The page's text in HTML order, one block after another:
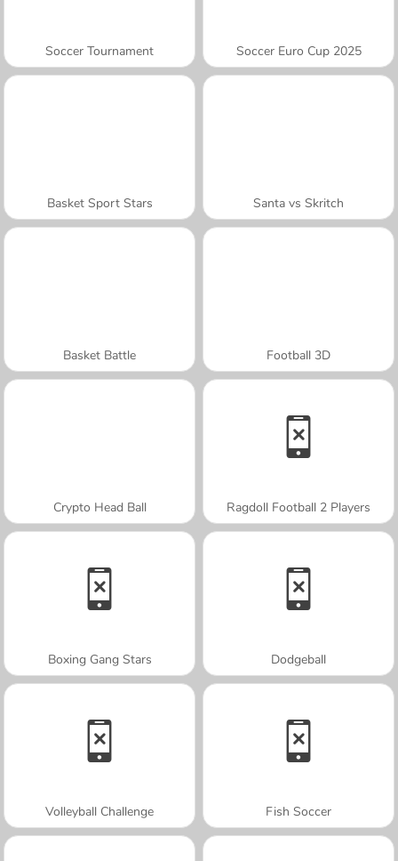
Soccer Tournament Soccer Euro Cup 2025
Basket Sport Stars Santa vs Skritch
Basket Battle Football 3D
Crypto Head Ball Ragdoll Football 2 Players
Boxing Gang Stars Dodgeball
Volleyball Challenge Fish Soccer